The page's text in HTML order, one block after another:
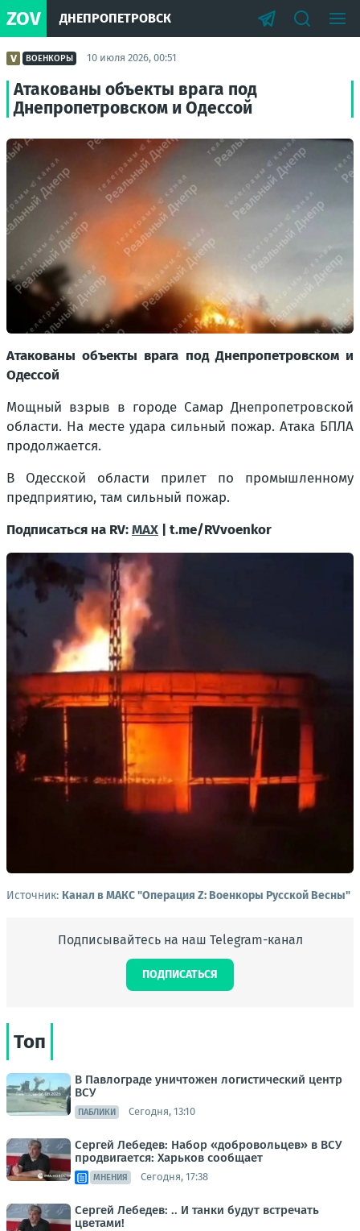
ZOV ДНЕПРОПЕТРОВСК
ВОЕНКОРЫ 10 июля 2026, 00:51
Атакованы объекты врага под
Днепропетровском и Одессой
Атакованы объекты врага под Днепропетровском и
Одессой
Мощный взрыв в городе Самар Днепропетровской
области. На месте удара сильный пожар. Атака БПЛА
продолжается.
В Одесской области прилет по промышленному
предприятию, там сильный пожар.
Подписаться на RV:MAX | t.me/RVvoenkor
Источник: Канал в МАКС "Операция Z: Военкоры Русской Весны"
Подписывайтесь на наш Telegram-канал
ПОДПИСАТЬСЯ
Топ
В Павлограде уничтожен логистический центр
ВСУ
ПАБЛИКИ Сегодня, 13:10
Сергей Лебедев: Набор «добровольцев» в ВСУ
продвигается: Харьков сообщает
МНЕНИЯ Сегодня, 17:38
Сергей Лебедев: .. И танки будут встречать
цветами!